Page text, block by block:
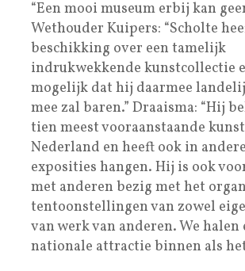
“Een mooi museum erbij kan
Wethouder Kuipers: “Scholte
beschikking over een tamelijk
indrukwekkende kunstcollectie
mogelijk dat hij daarmee
mee zal baren.” Draaisma: “Hij
tien meest vooraanstaande
Nederland en heeft ook in
exposities hangen. Hij is ook
met anderen bezig met het
tentoonstellingen van zowel
van werk van anderen. We halen
nationale attractie binnen als